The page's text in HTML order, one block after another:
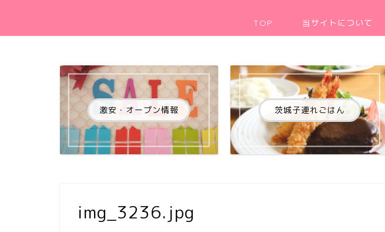
TOP 当サイトについて
激安・オープン情報 茨城子連れごはん
img_3236.jpg